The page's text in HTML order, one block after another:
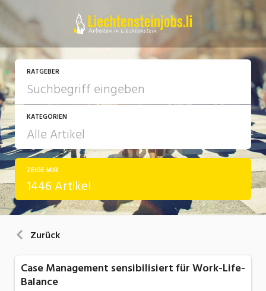
RATGEBER
KATEGORIEN
Arbeit
Ausbildung / Weiterbildung
ZEIGE MIR
1446 Artikel
Zurück
Case Management sensibilisiert für Work-Life-
Balance